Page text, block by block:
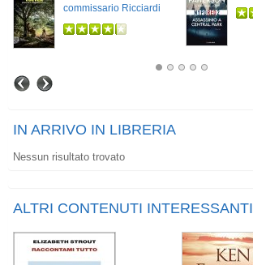
commissario Ricciardi
IN ARRIVO IN LIBRERIA
Nessun risultato trovato
ALTRI CONTENUTI INTERESSANTI